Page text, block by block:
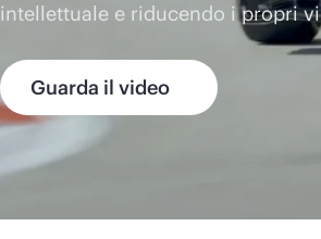
intellettuale e riducendo i propri
Guarda il video